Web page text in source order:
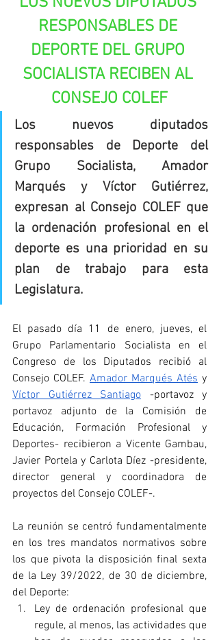
RESPONSABLES DE
DEPORTE DEL GRUPO
SOCIALISTA RECIBEN AL
CONSEJO COLEF
Los nuevos diputados
responsables de Deporte del
Grupo Socialista, Amador
Marqués y Víctor Gutiérrez,
expresan al Consejo COLEF que
la ordenación profesional en el
deporte es una prioridad en su
plan de trabajo para esta
Legislatura.
El pasado día 11 de enero, jueves, el
Grupo Parlamentario Socialista en el
Congreso de los Diputados recibió al
Consejo COLEF. Amador Marqués Atés
Víctor Gutiérrez Santiago -portavoz y
portavoz adjunto de la Comisión de
Educación, Formación Profesional y
Deportes- recibieron a Vicente Gambau,
Javier Portela y Carlota Díez -presidente,
director general y coordinadora de
proyectos del Consejo COLEF-.
La reunión se centró fundamentalmente
en los tres mandatos normativos sobre
los que pivota la disposición final sexta
de la Ley 39/2022, de 30 de diciembre,
del Deporte:
Ley de ordenación profesional que
regule, al menos, las actividades que